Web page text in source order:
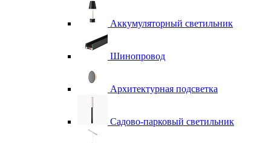
Аккумуляторный светильник
Шинопровод
Архитектурная подсветка
Садово-парковый светильник